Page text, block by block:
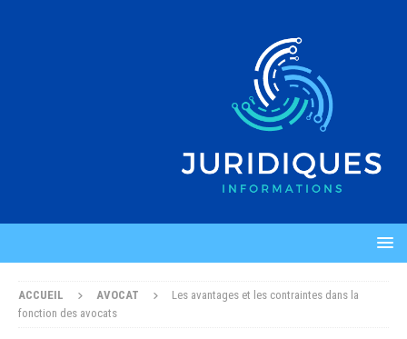
ACCUEIL AVOCAT
Les avantages et les contraintes dans la
fonction des avocats